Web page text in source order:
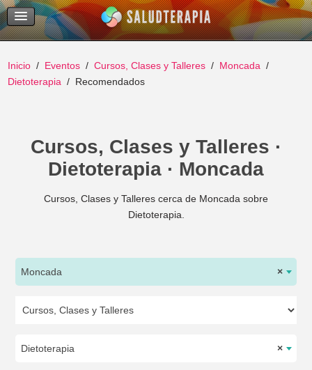
Temas Recientes
Buscar
Inicio Eventos Cursos, Clases y Talleres
Moncada
Dietoterapia
Recomendados
Cursos, Clases y Talleres ·
Dietoterapia · Moncada
Cursos, Clases y Talleres cerca de Moncada sobre
Dietoterapia.
×
Moncada
×
Dietoterapia